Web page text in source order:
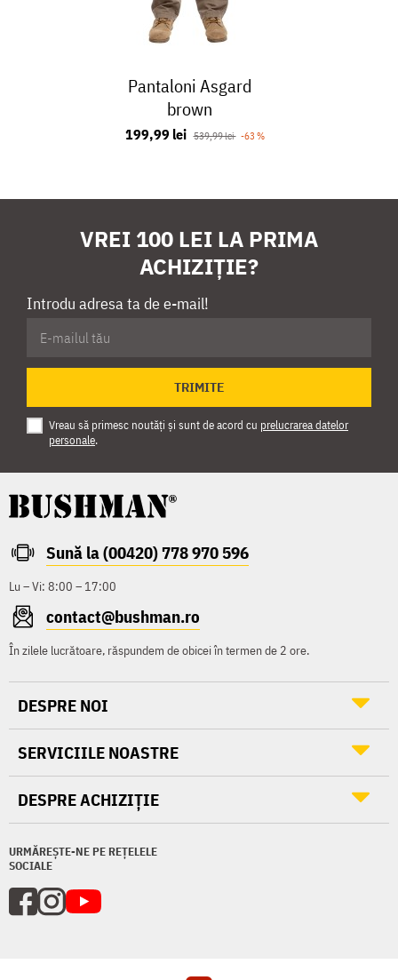
Pantaloni Asgard
brown
199,99 lei 539,99 lei -63 %
VREI 100 LEI LA PRIMA
ACHIZIȚIE?
Introdu adresa ta de e-mail!
TRIMITE
Vreau să primesc noutăți și sunt de acord cu prelucrarea datelor
personale.
Sună la (00420) 778 970 596
Lu – Vi: 8:00 – 17:00
contact@bushman.ro
În zilele lucrătoare, răspundem de obicei în termen de 2 ore.
URMĂREȘTE-NE PE REȚELELE
SOCIALE
DESPRE NOI
SERVICIILE NOASTRE
DESPRE ACHIZIȚIE